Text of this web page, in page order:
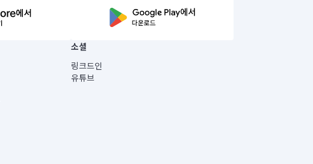
소셜
링크드인
유튜브